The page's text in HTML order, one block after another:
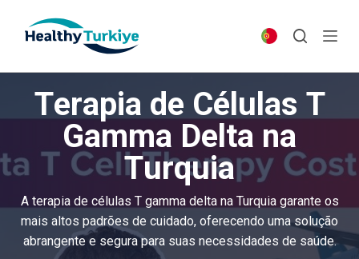
p
o
o
n
e
Terapia de Células T
Gamma Delta na
Turquia
A terapia de células T gamma delta na Turquia garante os
mais altos padrões de cuidado, oferecendo uma solução
abrangente e segura para suas necessidades de saúde.